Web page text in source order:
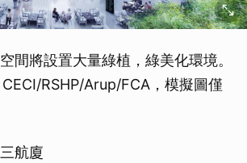
間將設置大量綠植，綠美化環境。
RSHP/Arup/FCA，模擬圖僅
航廈